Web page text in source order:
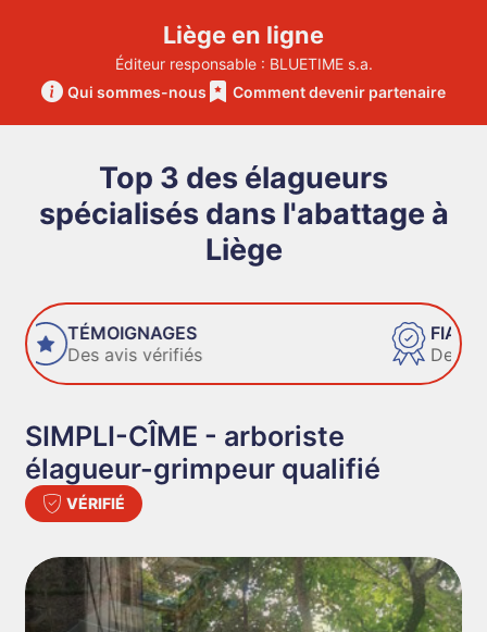
Liège en ligne
Éditeur responsable : BLUETIME s.a.
Qui sommes-nous
Comment devenir partenaire
Top 3 des élagueurs
spécialisés dans l'abattage à
Liège
FIABILITÉ
Des entreprises de confiance
SIMPLI-CÎME - arboriste
élagueur-grimpeur qualifié
VÉRIFIÉ